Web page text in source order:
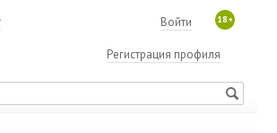
18+
Войти
Регистрация профиля